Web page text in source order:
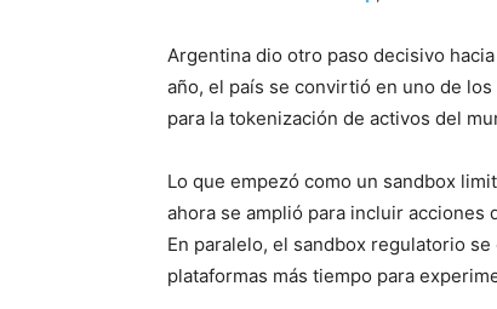
Argentina dio otro paso decisivo
año, el país se convirtió en uno de
para la tokenización de activos del
Lo que empezó como un sandbox
ahora se amplió para incluir acciones
En paralelo, el sandbox regulatorio
plataformas más tiempo para